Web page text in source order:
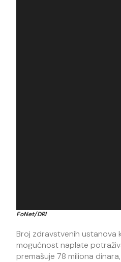
FoNet/DRI
Broj zdravstvenih ustanova
mogućnost naplate
premašuje 78 miliona